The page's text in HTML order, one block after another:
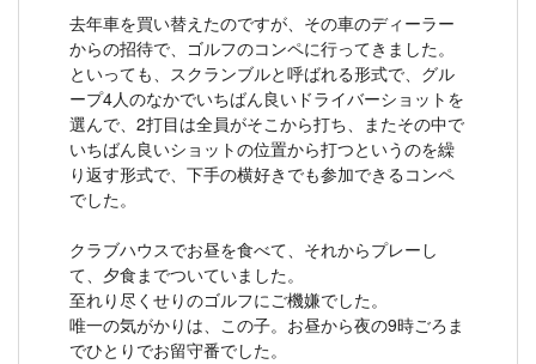
去年車を買い替えたのですが、その車のディーラー
からの招待で、ゴルフのコンペに行ってきました。
といっても、スクランブルと呼ばれる形式で、グル
ープ4人のなかでいちばん良いドライバーショットを
選んで、2打目は全員がそこから打ち、またその中で
いちばん良いショットの位置から打つというのを繰
り返す形式で、下手の横好きでも参加できるコンペ
でした。
クラブハウスでお昼を食べて、それからプレーし
て、夕食までついていました。
至れり尽くせりのゴルフにご機嫌でした。
唯一の気がかりは、この子。お昼から夜の9時ごろま
でひとりでお留守番でした。